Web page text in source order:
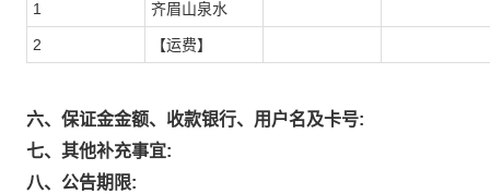
1 齐眉山泉水
2 【运费】
六、保证金金额、收款银行、用户名及卡号:
七、其他补充事宜:
八、公告期限: